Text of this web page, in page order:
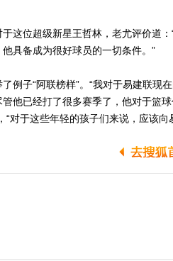
位超级新星王哲林，老尤评价道：
具备成为很好球员的一切条件。”
子“阿联榜样”。“我对于易建联现
他已经打了很多赛季了，他对于篮
“对于这些年轻的孩子们来说，应该